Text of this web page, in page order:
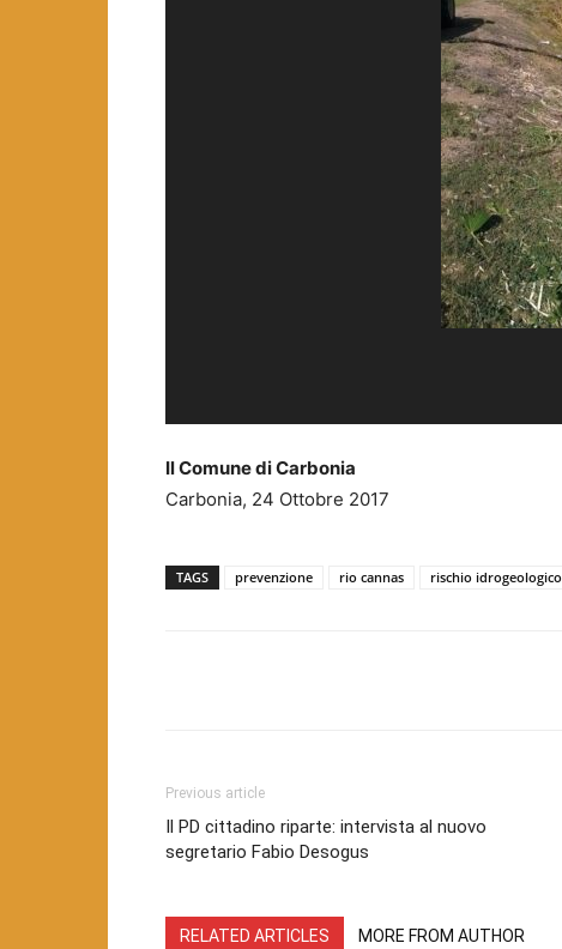
Il Comune di Carbonia
Carbonia, 24 Ottobre 2017
TAGS prevenzione rio cannas rischio idrogeologico
Previous article
Il PD cittadino riparte: intervista al nuovo
segretario Fabio Desogus
RELATED ARTICLES MORE FROM AUTHOR